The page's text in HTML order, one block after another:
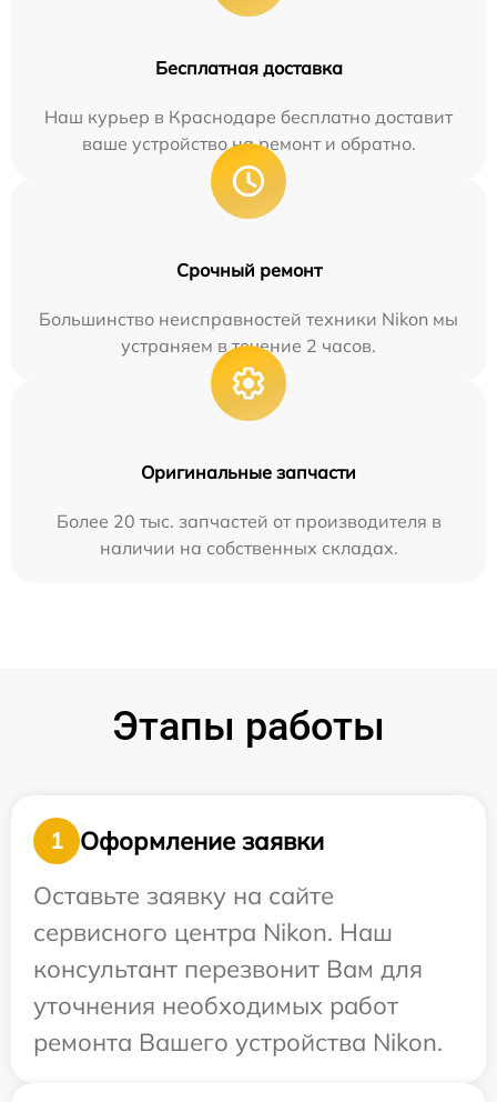
Бесплатная доставка
Наш курьер в Краснодаре бесплатно доставит
ваше устройство на ремонт и обратно.
Срочный ремонт
Большинство неисправностей техники Nikon мы
устраняем в течение 2 часов.
Оригинальные запчасти
Более 20 тыс. запчастей от производителя в
наличии на собственных складах.
Этапы работы
1
Оформление заявки
Оставьте заявку на сайте
сервисного центра Nikon. Наш
консультант перезвонит Вам для
уточнения необходимых работ
ремонта Вашего устройства Nikon.